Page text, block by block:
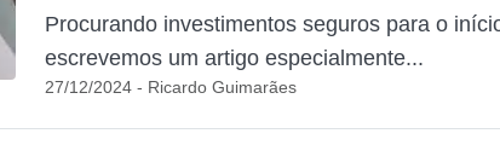
Procurando investimentos seguros para o
escrevemos um artigo especialmente...
27/12/2024 - Ricardo Guimarães